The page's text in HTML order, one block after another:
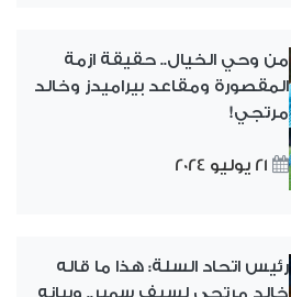
من وحي الخيال.. حقيقة ازمة
المقصورة ومقاعد بيراميدز وخالد
مرتجي!
21 يوليو 2024
رئيس اتحاد السلة: هذا ما قاله
خالد مرتجي لسيف سمير.. وبيانه